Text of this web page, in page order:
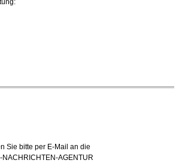
13:30 Uhr
Sie bitte per E-Mail an die
AGENTUR